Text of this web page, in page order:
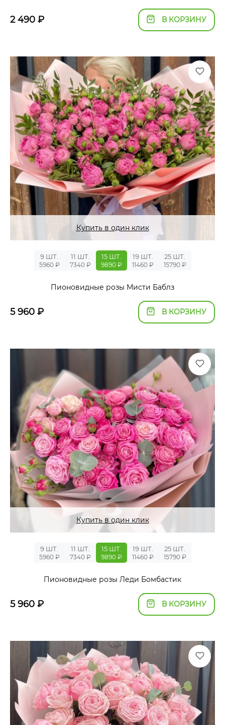
2 490 ₽ В КОРЗИНУ
Купить в один клик
9 ШТ.
5960 ₽
11 ШТ.
7340 ₽
15 ШТ.
9890 ₽
19 ШТ.
11460 ₽
25 ШТ.
15790 ₽
Пионовидные розы Мисти Баблз
5 960 ₽ В КОРЗИНУ
Купить в один клик
9 ШТ.
5960 ₽
11 ШТ.
7340 ₽
15 ШТ.
9890 ₽
19 ШТ.
11460 ₽
25 ШТ.
15790 ₽
Пионовидные розы Леди Бомбастик
5 960 ₽ В КОРЗИНУ